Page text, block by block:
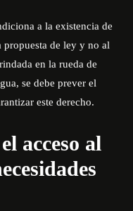
a la existencia de
de ley y no al
en la rueda de
se debe prever el
este derecho.
acceso al